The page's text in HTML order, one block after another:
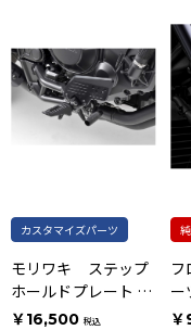
カスタマイズパーツ
モリワキ ステップ
ホールドプレート ブ
ラックアルマイト仕
￥16,500 税込
ー